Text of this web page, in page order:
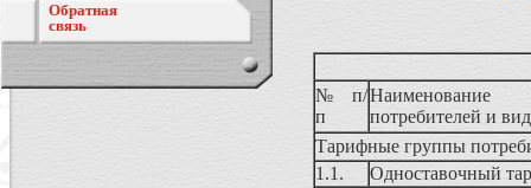
Обратная
связь
№ п/
п
потребителей и
Тарифные группы
1.1.
Одноставочный